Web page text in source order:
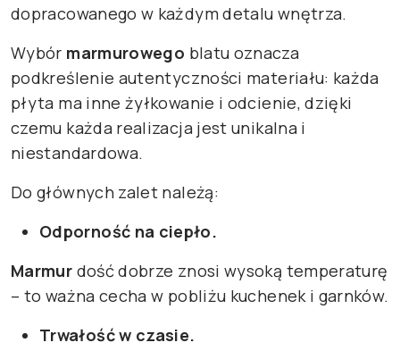
dopracowanego w każdym detalu wnętrza.
Wybór marmurowego blatu oznacza
podkreślenie autentyczności materiału: każda
płyta ma inne żyłkowanie i odcienie, dzięki
czemu każda realizacja jest unikalna i
niestandardowa.
Do głównych zalet należą:
Odporność na ciepło.
Marmur dość dobrze znosi wysoką temperaturę
– to ważna cecha w pobliżu kuchenek i garnków.
Trwałość w czasie.